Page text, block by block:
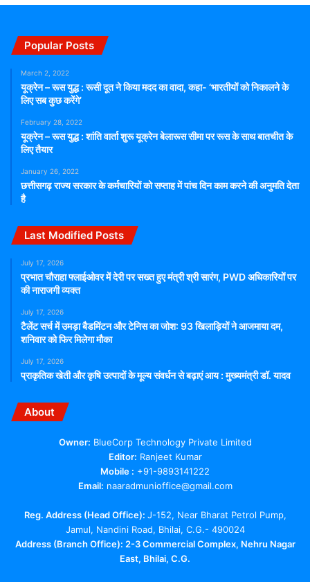
Popular Posts
March 2, 2022
यूक्रेन – रूस युद्ध : रूसी दूत ने किया मदद का वादा, कहा- ‘भारतीयों को निकालने के
लिए सब कुछ करेंगे’
February 28, 2022
यूक्रेन – रूस युद्ध : शांति वार्ता शुरू यूक्रेन बेलारूस सीमा पर रूस के साथ बातचीत के
लिए तैयार
January 26, 2022
छत्तीसगढ़ राज्य सरकार के कर्मचारियों को सप्ताह में पांच दिन काम करने की अनुमति देता
है
Last Modified Posts
July 17, 2026
प्रभात चौराहा फ्लाईओवर में देरी पर सख्त हुए मंत्री श्री सारंग, PWD अधिकारियों पर
की नाराजगी व्यक्त
July 17, 2026
टैलेंट सर्च में उमड़ा बैडमिंटन और टेनिस का जोश: 93 खिलाड़ियों ने आजमाया दम,
शनिवार को फिर मिलेगा मौका
July 17, 2026
प्राकृतिक खेती और कृषि उत्पादों के मूल्य संवर्धन से बढ़ाएं आय : मुख्यमंत्री डॉ. यादव
About
Owner: BlueCorp Technology Private Limited
Editor: Ranjeet Kumar
Mobile : +91-9893141222
Email: naaradmunioffice@gmail.com
Reg. Address (Head Office): J-152, Near Bharat Petrol Pump,
Jamul, Nandini Road, Bhilai, C.G.- 490024
Address (Branch Office): 2-3 Commercial Complex, Nehru Nagar
East, Bhilai, C.G.